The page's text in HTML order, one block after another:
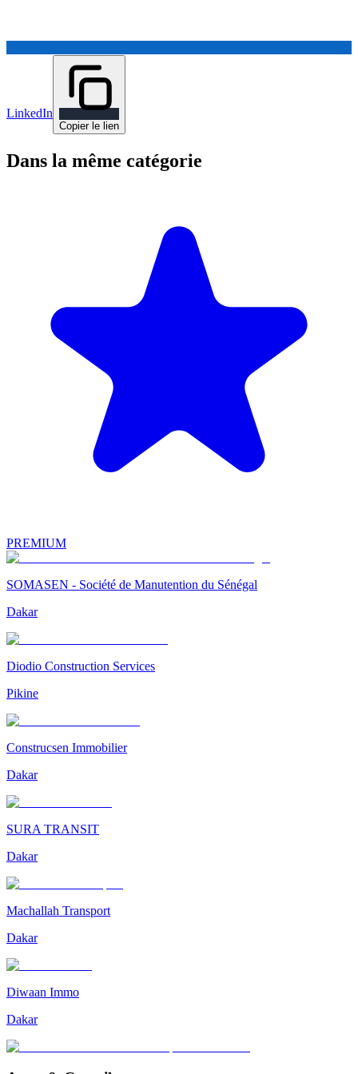
LinkedIn
Copier le lien
Dans la même catégorie
PREMIUM
SOMASEN - Société de Manutention du Sénégal
Dakar
Diodio Construction Services
Pikine
Construcsen Immobilier
Dakar
SURA TRANSIT
Dakar
Machallah Transport
Dakar
Diwaan Immo
Dakar